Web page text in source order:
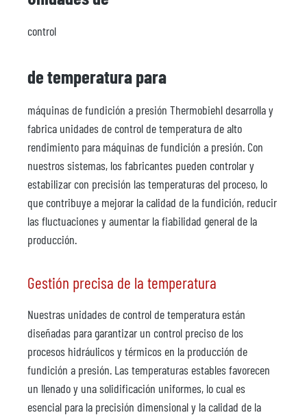
control
de temperatura para
máquinas de fundición a presión Thermobiehl desarrolla y
fabrica unidades de control de temperatura de alto
rendimiento para máquinas de fundición a presión. Con
nuestros sistemas, los fabricantes pueden controlar y
estabilizar con precisión las temperaturas del proceso, lo
que contribuye a mejorar la calidad de la fundición, reducir
las fluctuaciones y aumentar la fiabilidad general de la
producción.
Gestión precisa de la temperatura
Nuestras unidades de control de temperatura están
diseñadas para garantizar un control preciso de los
procesos hidráulicos y térmicos en la producción de
fundición a presión. Las temperaturas estables favorecen
un llenado y una solidificación uniformes, lo cual es
esencial para la precisión dimensional y la calidad de la